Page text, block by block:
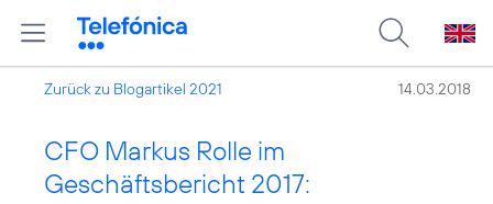
Zurück zu Blogartikel 2021 14.03.2018
CFO Markus Rolle im
Geschäftsbericht 2017: